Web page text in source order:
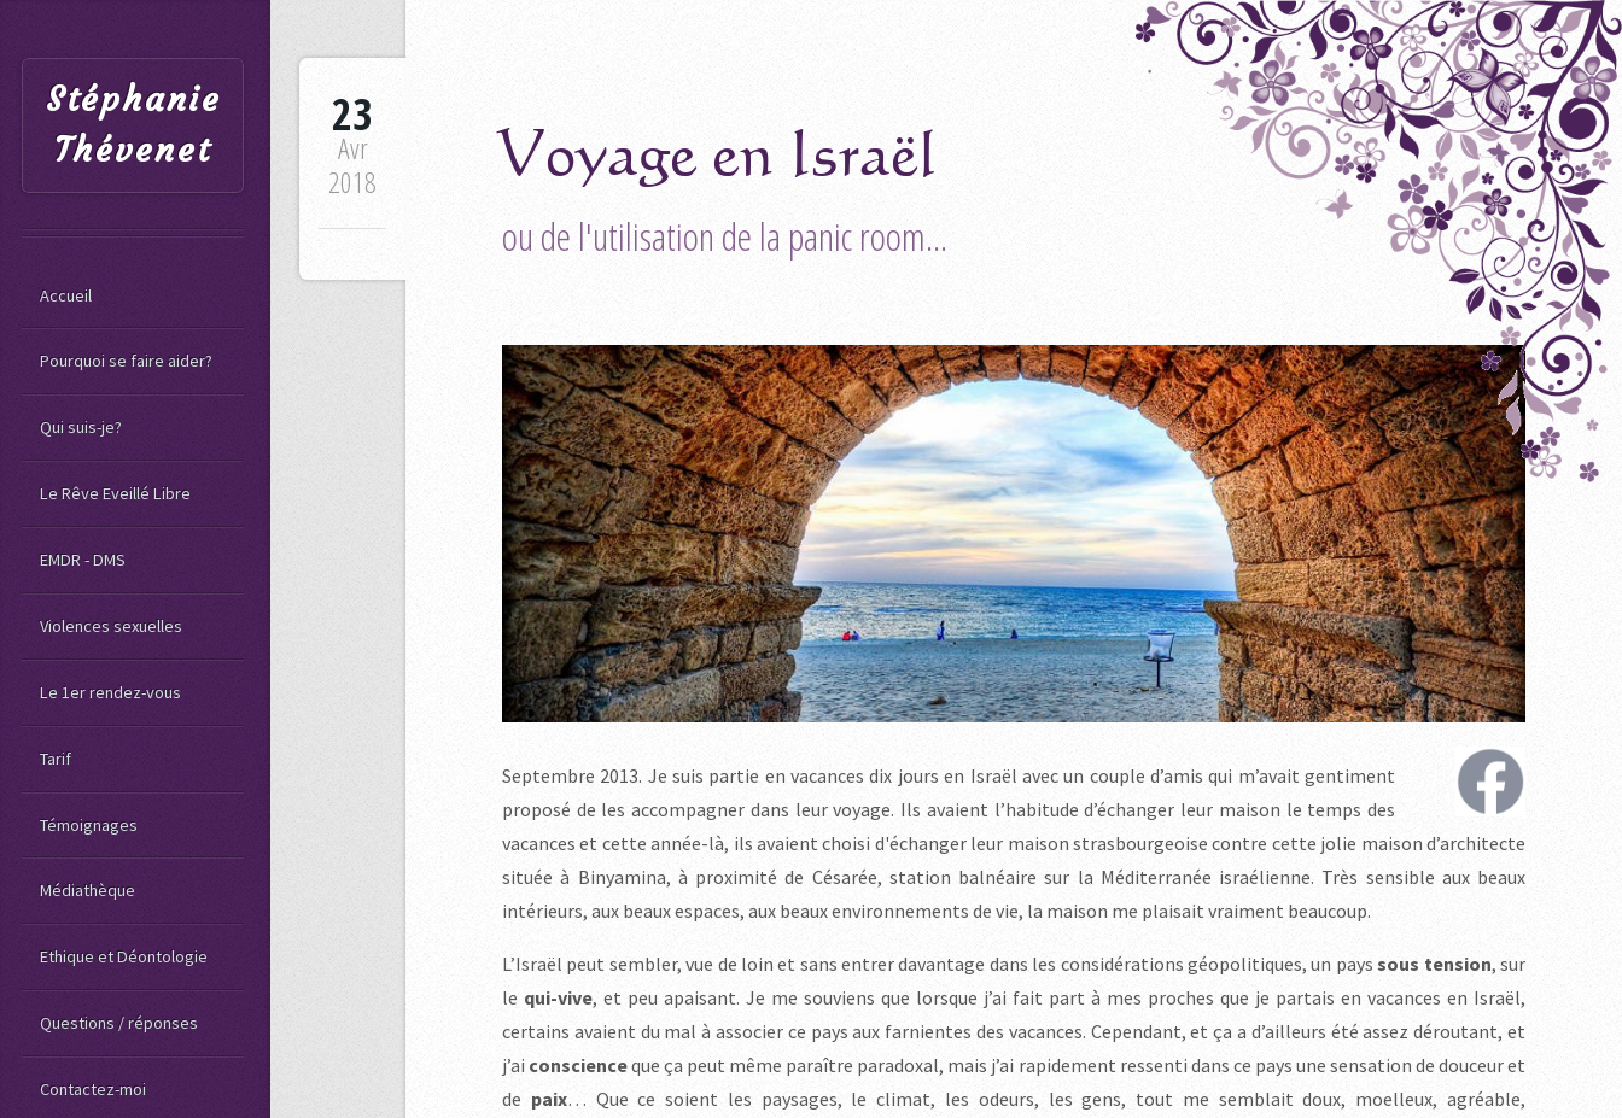
Voyage en Israël
ou de l'utilisation de la panic room...
23
Avr
2018
Septembre 2013. Je suis partie en vacances dix jours en Israël avec un couple d’amis qui m’avait gentiment
proposé de les accompagner dans leur voyage. Ils avaient l’habitude d’échanger leur maison le temps des
vacances et cette année-là, ils avaient choisi d'échanger leur maison strasbourgeoise contre cette jolie maison d’architecte
située à Binyamina, à proximité de Césarée, station balnéaire sur la Méditerranée israélienne. Très sensible aux beaux
intérieurs, aux beaux espaces, aux beaux environnements de vie, la maison me plaisait vraiment beaucoup.
L’Israël peut sembler, vue de loin et sans entrer davantage dans les considérations géopolitiques, un payssous tension, sur
le qui-vive, et peu apaisant. Je me souviens que lorsque j’ai fait part à mes proches que je partais en vacances en Israël,
certains avaient du mal à associer ce pays aux farnientes des vacances. Cependant, et ça a d’ailleurs été assez déroutant, et
j’ai conscienceque ça peut même paraître paradoxal, mais j’ai rapidement ressenti dans ce pays une sensation de douceur et
de paix… Que ce soient les paysages, le climat, les odeurs, les gens, tout me semblait doux, moelleux, agréable,
Stéphanie
Thévenet
Accueil
Pourquoi se faire aider?
Qui suis-je?
Le Rêve Eveillé Libre
EMDR - DMS
Violences sexuelles
Le 1er rendez-vous
Tarif
Témoignages
Médiathèque
Ethique et Déontologie
Questions / réponses
Contactez-moi